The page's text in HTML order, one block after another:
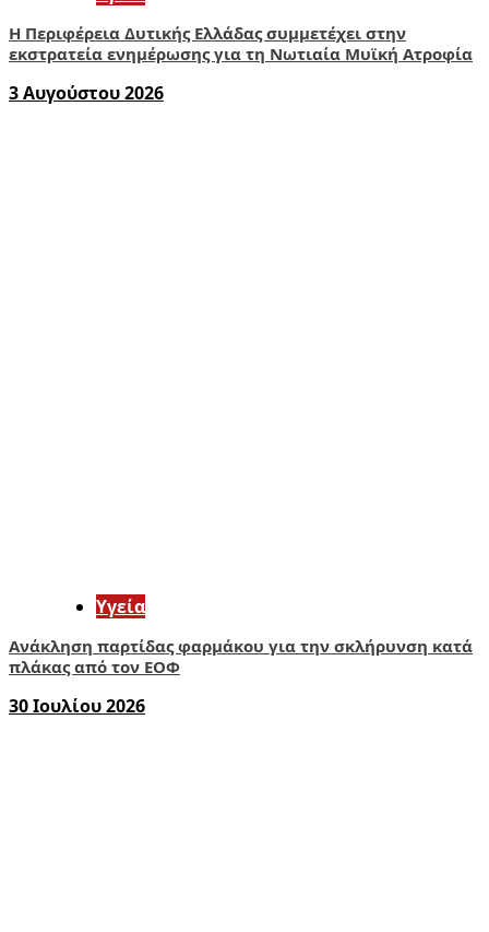
Η Περιφέρεια Δυτικής Ελλάδας συμμετέχει στην
εκστρατεία ενημέρωσης για τη Νωτιαία Μυϊκή Ατροφία
3 Αυγούστου 2026
Υγεία
Ανάκληση παρτίδας φαρμάκου για την σκλήρυνση κατά
πλάκας από τον ΕΟΦ
30 Ιουλίου 2026